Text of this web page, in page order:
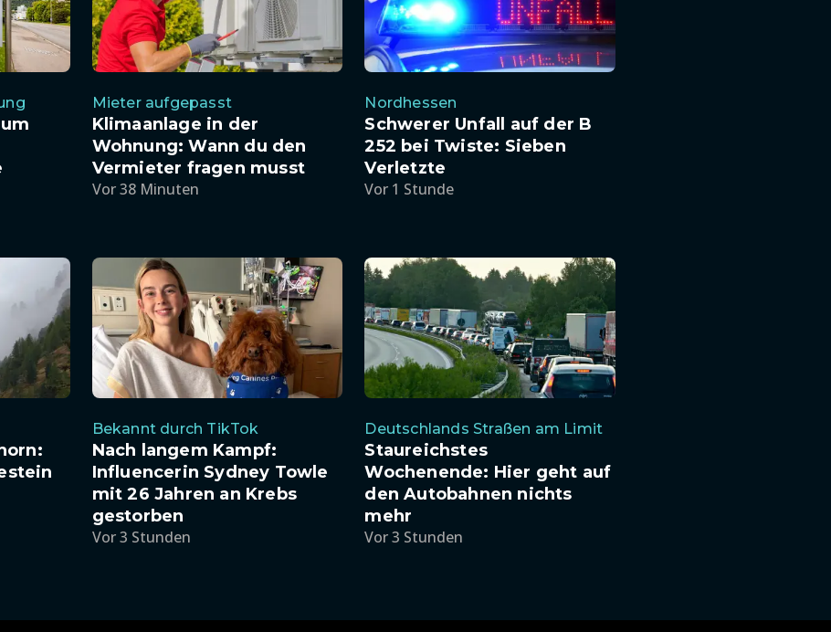
Mieter aufgepasst
Klimaanlage in der
Wohnung: Wann du den
Vermieter fragen musst
Vor 38 Minuten
Nordhessen
Schwerer Unfall auf der B
252 bei Twiste: Sieben
Verletzte
Vor 1 Stunde
Bekannt durch TikTok
Nach langem Kampf:
Influencerin Sydney Towle
mit 26 Jahren an Krebs
gestorben
Vor 3 Stunden
Deutschlands Straßen am Limit
Staureichstes
Wochenende: Hier geht auf
den Autobahnen nichts
mehr
Vor 3 Stunden